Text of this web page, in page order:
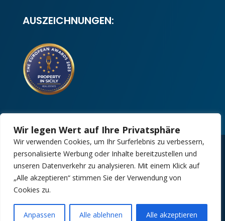
Wir legen Wert auf Ihre Privatsphäre
Wir verwenden Cookies, um Ihr Surferlebnis zu verbessern,
personalisierte Werbung oder Inhalte bereitzustellen und
unseren Datenverkehr zu analysieren. Mit einem Klick auf
„Alle akzeptieren“ stimmen Sie der Verwendung von
Cookies zu.
Anpassen Alle ablehnen Alle akzeptieren
AUSZEICHNUNGEN:
Copyright 2025 | Property in Sicily S.R.L. –
International Real Estate Agency • P.IVA: IT –
06925560820 • REA: PA – 425350
Design by:Kappaelle Comunicazione